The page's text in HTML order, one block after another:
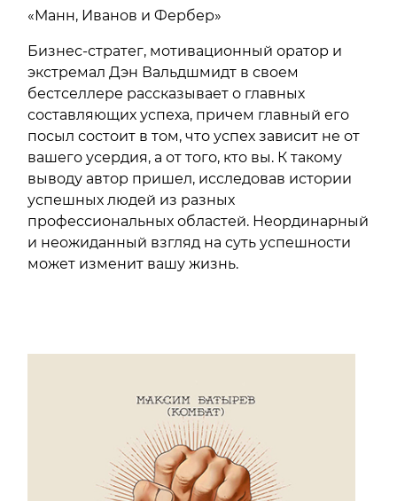
«Манн, Иванов и Фербер»
Бизнес-стратег, мотивационный оратор и
экстремал Дэн Вальдшмидт в своем
бестселлере рассказывает о главных
составляющих успеха, причем главный его
посыл состоит в том, что успех зависит не от
вашего усердия, а от того, кто вы. К такому
выводу автор пришел, исследовав истории
успешных людей из разных
профессиональных областей. Неординарный
и неожиданный взгляд на суть успешности
может изменит вашу жизнь.